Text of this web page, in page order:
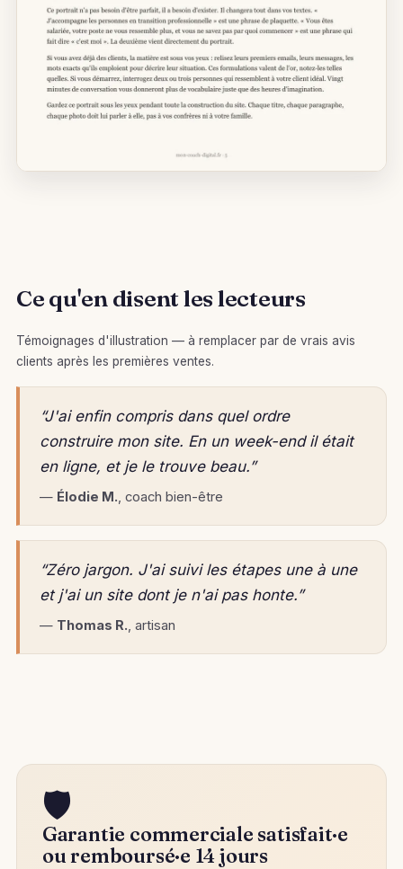
Ce qu'en disent les lecteurs
Témoignages d'illustration — à remplacer par de vrais avis
clients après les premières ventes.
“J'ai enfin compris dans quel ordre
construire mon site. En un week-end il était
en ligne, et je le trouve beau.”
— Élodie M. , coach bien-être
“Zéro jargon. J'ai suivi les étapes une à une
et j'ai un site dont je n'ai pas honte.”
— Thomas R. , artisan
🛡️
Garantie commerciale satisfait·e
ou remboursé·e 14 jours